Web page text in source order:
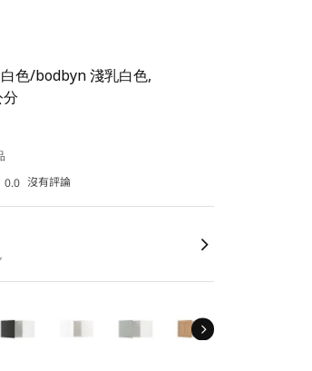
色/bodbyn 淺乳白色,
0.0 沒有評論